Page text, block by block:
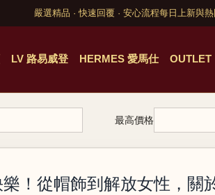
嚴選精品 · 快速回覆 · 安心流程每日上新與
LV 路易威登 HERMES 愛馬仕 OUTLET
最高價格
！從帽飾到解放女性，關